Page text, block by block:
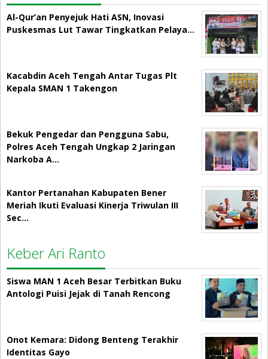
Al-Qur’an Penyejuk Hati ASN, Inovasi
Puskesmas Lut Tawar Tingkatkan Pelaya…
Kacabdin Aceh Tengah Antar Tugas Plt
Kepala SMAN 1 Takengon
Bekuk Pengedar dan Pengguna Sabu,
Polres Aceh Tengah Ungkap 2 Jaringan
Narkoba A…
Kantor Pertanahan Kabupaten Bener
Meriah Ikuti Evaluasi Kinerja Triwulan III
Sec…
Keber Ari Ranto
Siswa MAN 1 Aceh Besar Terbitkan Buku
Antologi Puisi Jejak di Tanah Rencong
Onot Kemara: Didong Benteng Terakhir
Identitas Gayo